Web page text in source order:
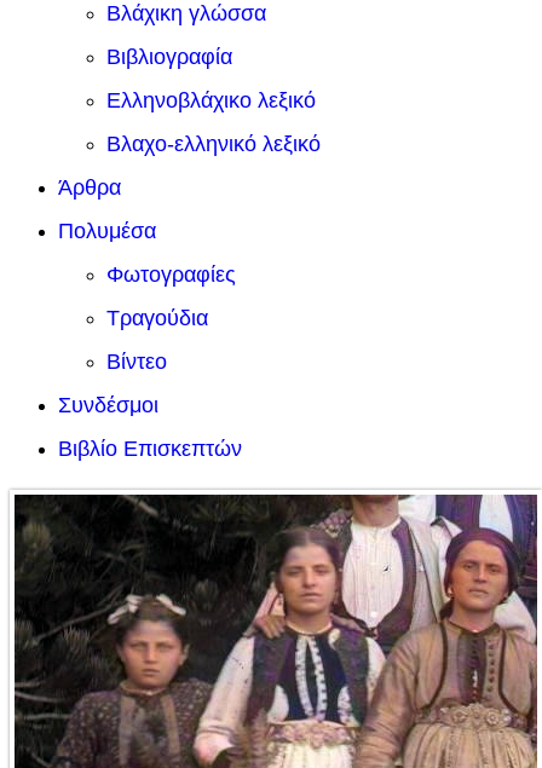
Βλάχικη γλώσσα
Βιβλιογραφία
Ελληνοβλάχικο λεξικό
Βλαχο-ελληνικό λεξικό
Άρθρα
Πολυμέσα
Φωτογραφίες
Τραγούδια
Βίντεο
Συνδέσμοι
Βιβλίο Επισκεπτών